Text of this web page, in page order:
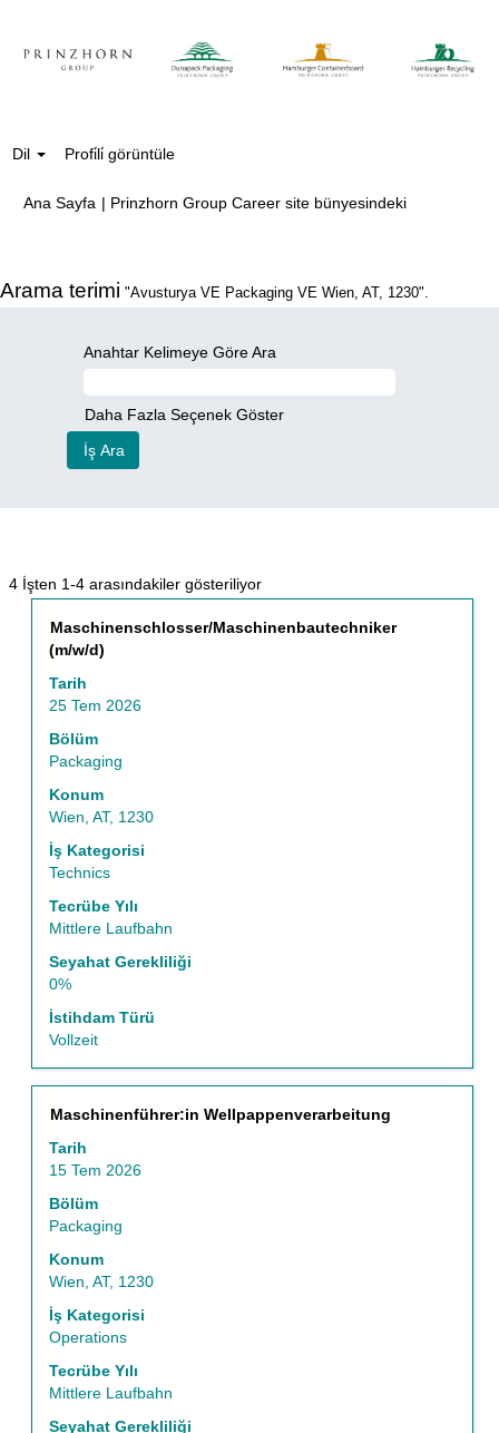
Dil Profi̇li̇ görüntüle
Ana Sayfa | Prinzhorn Group Career site bünyesindeki(mevcut
Arama terimi "Avusturya VE Packaging VE Wien, AT, 1230".
Anahtar Kelimeye Göre Ara
Daha Fazla Seçenek Göster
4 İşten 1-4 arasındakiler gösteriliyorArama
terimi
"Avusturya
İşin
ayrıntılarını
Başlık
Maschinenschlosser/Maschinenbautechniker
(m/w/d)
Tarih
25 Tem 2026
Bölüm
Packaging
Konum
Wien, AT, 1230
İş Kategorisi
Technics
Tecrübe Yılı
Mittlere Laufbahn
Seyahat Gerekliliği
0%
İstihdam Türü
Vollzeit
İş
bilgilerinin
içeriğini
görüntülemek
için
boşluk
ile
seçin.
Başlık
Maschinenführer:in Wellpappenverarbeitung
Tarih
15 Tem 2026
Bölüm
Packaging
Konum
Wien, AT, 1230
İş Kategorisi
Operations
Tecrübe Yılı
Mittlere Laufbahn
Seyahat Gerekliliği
İş
tam
içeriğini
görüntülemek
için
tuşu
ile
seçin.